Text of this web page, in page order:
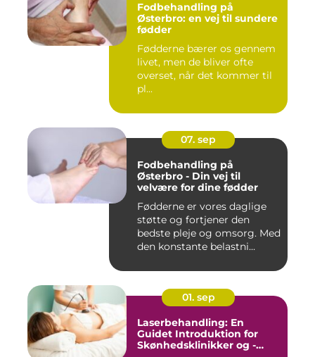
Fodbehandling på
Østerbro: en vej til sundere
fødder
Fødderne bærer os gennem
livet, men de bliver ofte
overset, når det kommer til
pl...
07. sep
Fodbehandling på
Østerbro - Din vej til
velvære for dine fødder
Fødderne er vores daglige
støtte og fortjener den
bedste pleje og omsorg. Med
den konstante belastni...
01. sep
Laserbehandling: En
Guidet Introduktion for
Skønhedsklinikker og -